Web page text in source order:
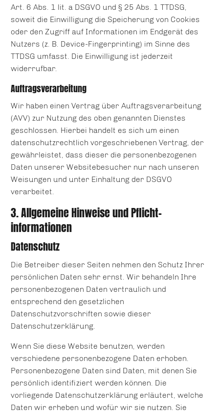
Art. 6 Abs. 1 lit. a DSGVO und § 25 Abs. 1 TTDSG,
soweit die Einwilligung die Speicherung von Cookies
oder den Zugriff auf Informationen im Endgerät des
Nutzers (z. B. Device-Fingerprinting) im Sinne des
TTDSG umfasst. Die Einwilligung ist jederzeit
widerrufbar.
Auftragsverarbeitung
Wir haben einen Vertrag über Auftragsverarbeitung
(AVV) zur Nutzung des oben genannten Dienstes
geschlossen. Hierbei handelt es sich um einen
datenschutzrechtlich vorgeschriebenen Vertrag, der
gewährleistet, dass dieser die personenbezogenen
Daten unserer Websitebesucher nur nach unseren
Weisungen und unter Einhaltung der DSGVO
verarbeitet.
3. Allgemeine Hinweise und Pflicht­
informationen
Datenschutz
Die Betreiber dieser Seiten nehmen den Schutz Ihrer
persönlichen Daten sehr ernst. Wir behandeln Ihre
personenbezogenen Daten vertraulich und
entsprechend den gesetzlichen
Datenschutzvorschriften sowie dieser
Datenschutzerklärung.
Wenn Sie diese Website benutzen, werden
verschiedene personenbezogene Daten erhoben.
Personenbezogene Daten sind Daten, mit denen Sie
persönlich identifiziert werden können. Die
vorliegende Datenschutzerklärung erläutert, welche
Daten wir erheben und wofür wir sie nutzen. Sie